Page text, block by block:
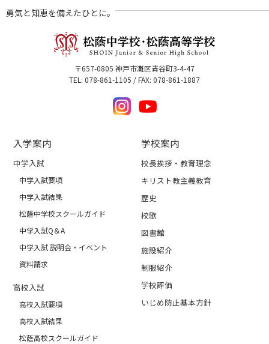
勇気と知恵を備えたひとに。
〒657-0805 神戸市灘区青谷町3-4-47
TEL: 078-861-1105 / FAX: 078-861-1887
入学案内
中学入試
中学入試要項
中学入試結果
松蔭中学校スクールガイド
中学入試Q＆A
中学入試 説明会・イベント
資料請求
高校入試
高校入試要項
高校入試結果
松蔭高校スクールガイド
学校案内
校長挨拶・教育理念
キリスト教主義教育
歴史
校歌
図書館
施設紹介
制服紹介
学校評価
いじめ防止基本方針